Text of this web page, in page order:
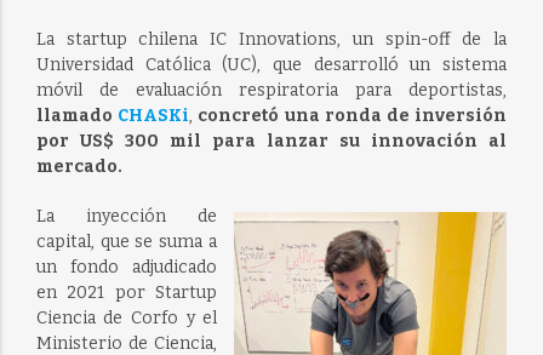
La startup chilena IC Innovations, un spin-off de la
Universidad Católica (UC), que desarrolló un sistema
móvil de evaluación respiratoria para deportistas,
llamado CHASKi, concretó una ronda de inversión
por US$ 300 mil para lanzar su innovación al
mercado.
La inyección de
capital, que se suma a
un fondo adjudicado
en 2021 por Startup
Ciencia de Corfo y el
Ministerio de Ciencia,